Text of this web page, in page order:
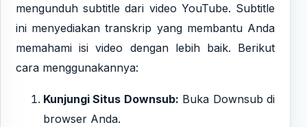
mengunduh subtitle dari video YouTube. Subtitle
ini menyediakan transkrip yang membantu Anda
memahami isi video dengan lebih baik. Berikut
cara menggunakannya:
Kunjungi Situs Downsub: Buka Downsub di
browser Anda.